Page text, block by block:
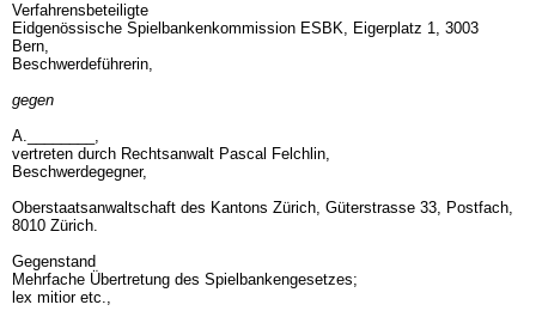
Verfahrensbeteiligte
Eidgenössische Spielbankenkommission ESBK, Eigerplatz 1, 3003
Bern,
Beschwerdeführerin,
gegen
A.________,
vertreten durch Rechtsanwalt Pascal Felchlin,
Beschwerdegegner,
Oberstaatsanwaltschaft des Kantons Zürich, Güterstrasse 33, Postfach,
8010 Zürich.
Gegenstand
Mehrfache Übertretung des Spielbankengesetzes;
lex mitior etc.,